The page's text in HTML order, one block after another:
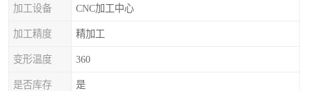
加工设备 CNC加工中心
加工精度 精加工
变形温度 360
是否库存 是